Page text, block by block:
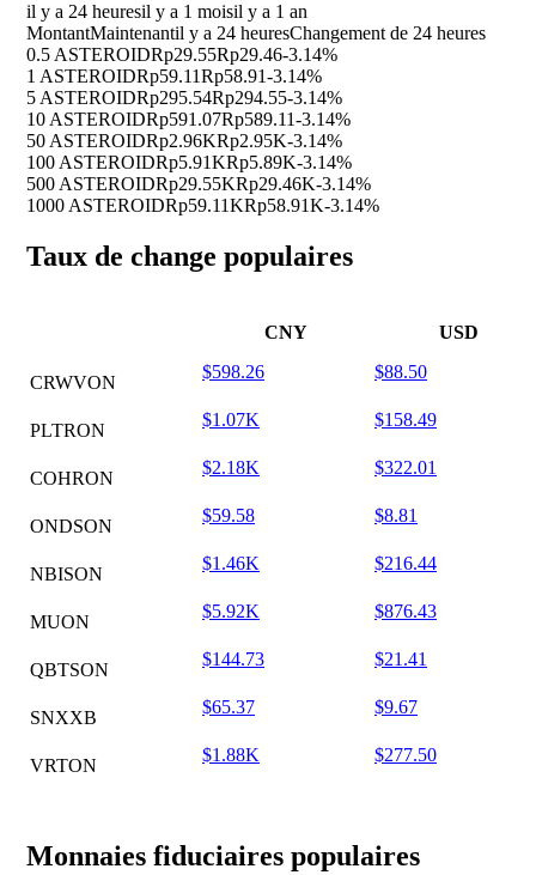
il y a 24 heuresil y a 1 moisil y a 1 an
MontantMaintenantil y a 24 heuresChangement de 24 heures
0.5 ASTEROIDRp29.55Rp29.46-3.14%
1 ASTEROIDRp59.11Rp58.91-3.14%
5 ASTEROIDRp295.54Rp294.55-3.14%
10 ASTEROIDRp591.07Rp589.11-3.14%
50 ASTEROIDRp2.96KRp2.95K-3.14%
100 ASTEROIDRp5.91KRp5.89K-3.14%
500 ASTEROIDRp29.55KRp29.46K-3.14%
1000 ASTEROIDRp59.11KRp58.91K-3.14%
Taux de change populaires
CNY USD
CRWVON
$598.26 $88.50
PLTRON
$1.07K $158.49
COHRON
$2.18K $322.01
ONDSON
$59.58 $8.81
NBISON
$1.46K $216.44
MUON
$5.92K $876.43
QBTSON
$144.73 $21.41
SNXXB
$65.37 $9.67
VRTON
$1.88K $277.50
Monnaies fiduciaires populaires